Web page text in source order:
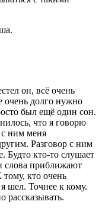
он, всё очень
долго нужно
был ещё один сон.
что я говорю
с ним меня
Разговор с ним
Будто кто-то слушает
слова приближают
кто очень
шел. Точнее к кому.
рассказывать.